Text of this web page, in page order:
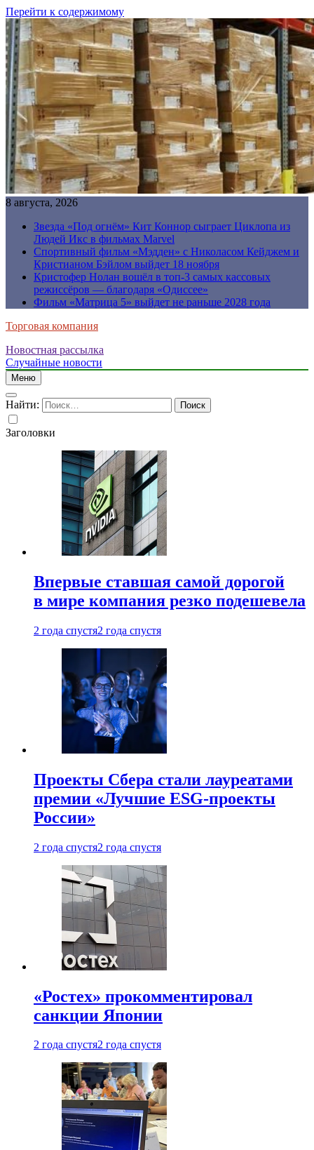
Перейти к содержимому
8 августа, 2026
Звезда «Под огнём» Кит Коннор сыграет Циклопа из
Людей Икс в фильмах Marvel
Спортивный фильм «Мэдден» с Николасом Кейджем и
Кристианом Бэйлом выйдет 18 ноября
Кристофер Нолан вошёл в топ-3 самых кассовых
режиссёров — благодаря «Одиссее»
Фильм «Матрица 5» выйдет не раньше 2028 года
Торговая компания
Новостная рассылка
Случайные новости
Меню
Найти:
Заголовки
Впервые ставшая самой дорогой
в мире компания резко подешевела
2 года спустя2 года спустя
Проекты Сбера стали лауреатами
премии «Лучшие ESG-проекты
России»
2 года спустя2 года спустя
«Ростех» прокомментировал
санкции Японии
2 года спустя2 года спустя